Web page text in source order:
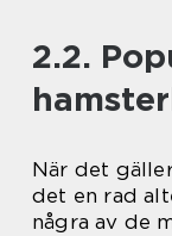
2.2.
När det
det en rad
några av de